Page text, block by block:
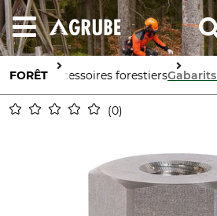
FORÊT Accessoires forestiers
0